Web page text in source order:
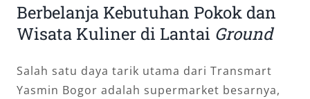
Berbelanja Kebutuhan Pokok dan
Wisata Kuliner di Lantai Ground
Salah satu daya tarik utama dari Transmart
Yasmin Bogor adalah supermarket besarnya,